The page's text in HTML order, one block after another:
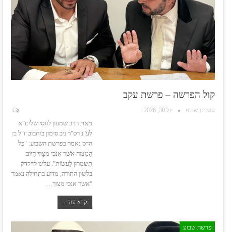
קול הפרשה – פרשת עקב
סוגרים שבוע יול 30, 2026
מאת הרב שמעון לוגסי שליט"א
לע"נ רס"ר ניב סימון בוחבוט ז"ל בן
הדס נאמר בפרשת השבוע: "כָּל
הַמִּצְוָה אֲשֶׁר אָנֹכִי מְצַוְּךָ הַיּוֹם
תִּשְׁמְרוּן לַעֲשׂוֹת". עלינו לדקדק
בלשון התורה, מדוע בתחילה נאמר
"אשר אנכי מצוך…
קרא עוד...
פרשת שבוע